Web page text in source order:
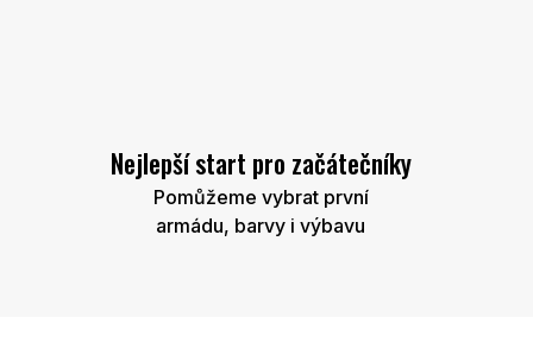
Nejlepší start pro začátečníky
Pomůžeme vybrat první
armádu, barvy i výbavu